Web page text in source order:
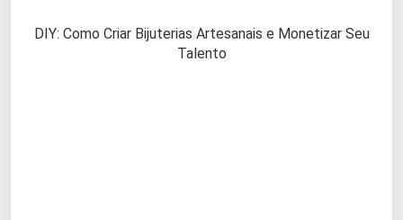
DIY: Como Criar Bijuterias Artesanais e Monetizar Seu
Talento